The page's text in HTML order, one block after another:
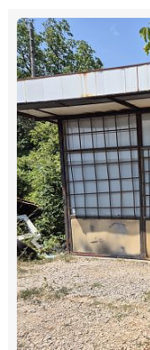
Previous